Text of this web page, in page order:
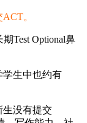
。
Test Optional鼻
学生中也约有
生没有提交